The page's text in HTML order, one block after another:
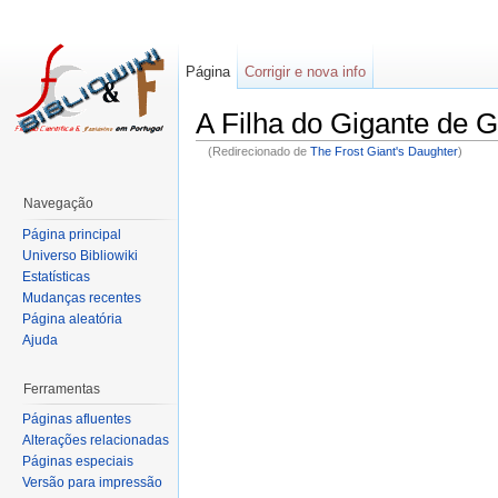
A Filha do Gigante de
(Redirecionado de The Frost Giant's Daughter)
Página Corrigir e nova info
Navegação
Página principal
Universo Bibliowiki
Estatísticas
Mudanças recentes
Página aleatória
Ajuda
Ferramentas
Páginas afluentes
Alterações relacionadas
Páginas especiais
Versão para impressão